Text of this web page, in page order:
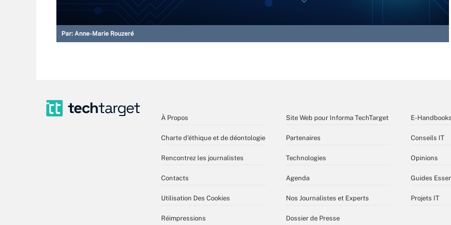
Par: Anne-Marie Rouzeré
À Propos
Charte d’éthique et de déontologie
Rencontrez les journalistes
Contacts
Utilisation Des Cookies
Réimpressions
Site Web pour Informa TechTarget
Partenaires
Technologies
Agenda
Nos Journalistes et Experts
Dossier de Presse
E-Handbooks
Conseils IT
Opinions
Guides
Projets IT